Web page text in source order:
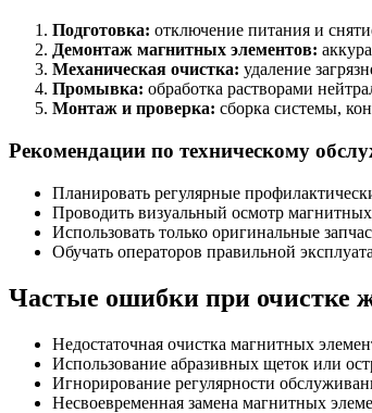
Подготовка: отключение питания и
Демонтаж магнитных элементов:
Механическая очистка: удаление
Промывка: обработка растворами
Монтаж и проверка: сборка системы,
Рекомендации по техническому
Планировать регулярные
Проводить визуальный осмотр
Использовать только оригинальные
Обучать операторов правильной
Частые ошибки при очистке
Недостаточная очистка магнитных
Использование абразивных щеток или
Игнорирование регулярности
Несвоевременная замена магнитных